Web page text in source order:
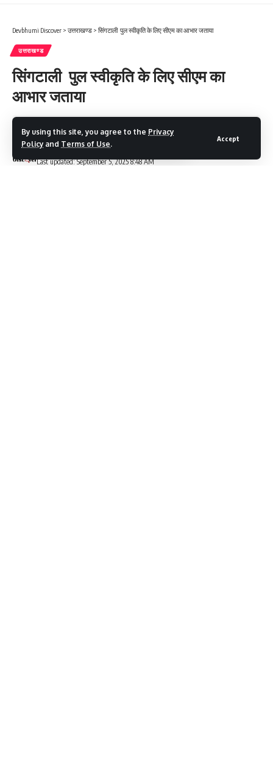
By using this site, you agree to the Privacy
Policy and Terms of Use.
Accept
Devbhumi Discover > उत्तराखण्ड > सिंगटाली पुल स्वीकृति के लिए सीएम का आभार जताया
उत्तराखण्ड
सिंगटाली पुल स्वीकृति के लिए सीएम का
आभार जताया
Last updated: September 5, 2025 8:48 AM
Devbhumi Discover